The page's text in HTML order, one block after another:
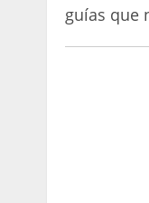
guías que